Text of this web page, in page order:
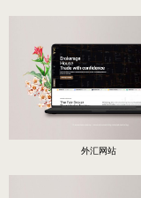
外汇网站